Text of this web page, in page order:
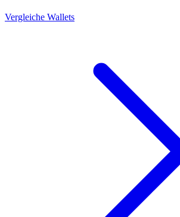
Vergleiche Wallets